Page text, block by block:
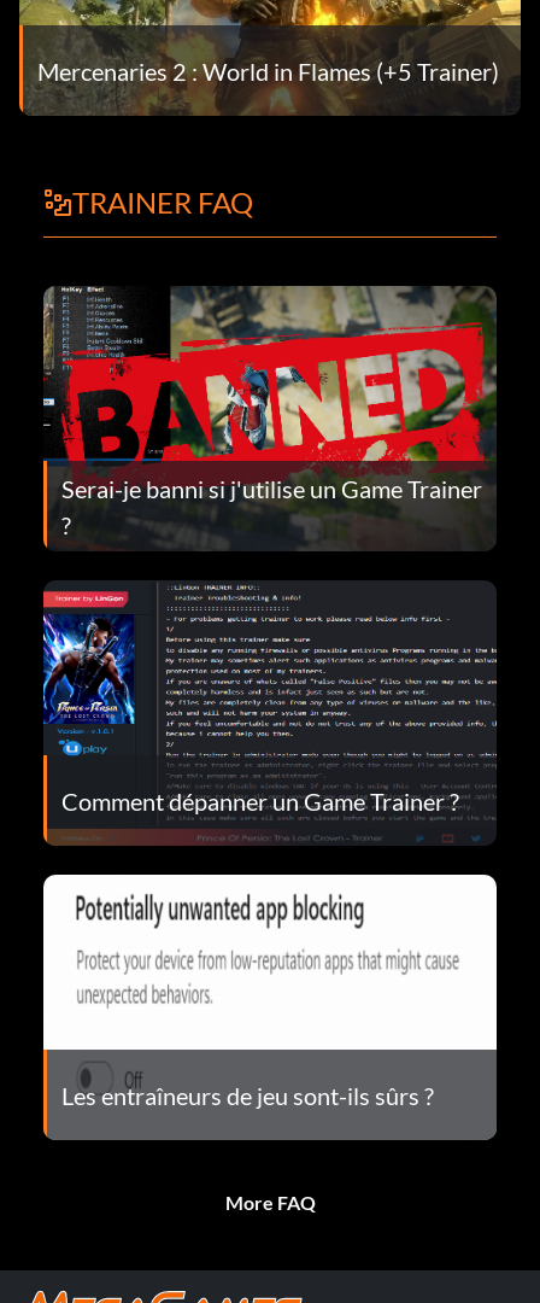
Mercenaries 2 : World in Flames (+5 Trainer)
TRAINER FAQ
Serai-je banni si j'utilise un Game Trainer
?
Comment dépanner un Game Trainer ?
Les entraîneurs de jeu sont-ils sûrs ?
More FAQ